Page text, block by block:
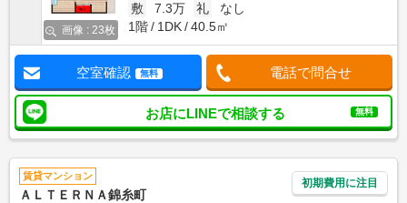
画像 : 23枚
敷
7.3万 礼
なし
1階
1DK 40.5㎡
空室確認 無料 電話で問合せ
お店にLINEで相談する 無料
賃貸マンション
ＡＬＴＥＲＮＡ錦糸町
初期費用に注目